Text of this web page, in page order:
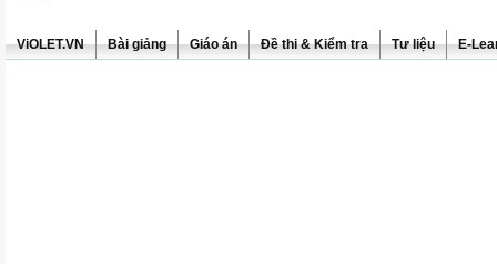
ViOLET.VN Bài giảng Giáo án Đề thi & Kiểm tra Tư liệu E-